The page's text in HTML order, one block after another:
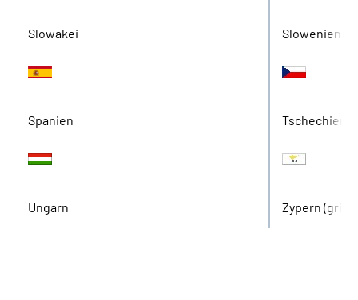
Slowakei Slowenien
Spanien Tschechien
Ungarn Zypern